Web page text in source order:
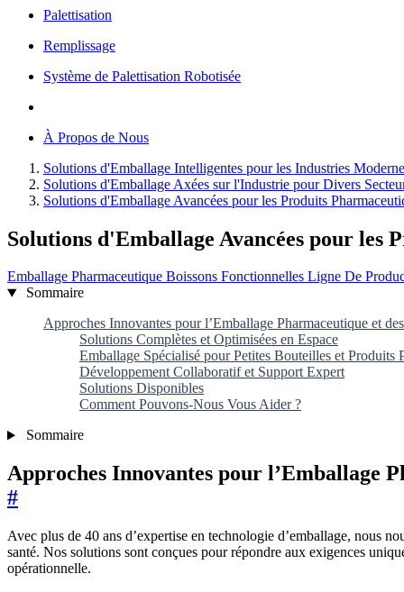
Palettisation
Remplissage
Système de Palettisation Robotisée
À Propos de Nous
Solutions d'Emballage Intelligentes pour les Industries
Solutions d'Emballage Axées sur l'Industrie pour Divers
Solutions d'Emballage Avancées pour les Produits
Solutions d'Emballage Avancées pour les
Emballage Pharmaceutique Boissons Fonctionnelles Ligne De
Sommaire
Approches Innovantes pour l’Emballage Pharmaceutique et
Solutions Complètes et Optimisées en Espace
Emballage Spécialisé pour Petites Bouteilles et Produits
Développement Collaboratif et Support Expert
Solutions Disponibles
Comment Pouvons-Nous Vous Aider ?
Sommaire
Approches Innovantes pour l’Emballage
#
Avec plus de 40 ans d’expertise en technologie d’emballage, nous
santé. Nos solutions sont conçues pour répondre aux exigences
opérationnelle.